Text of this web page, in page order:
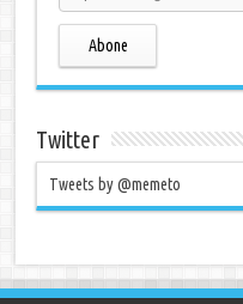
Abone
Twitter
Tweets by @memeto